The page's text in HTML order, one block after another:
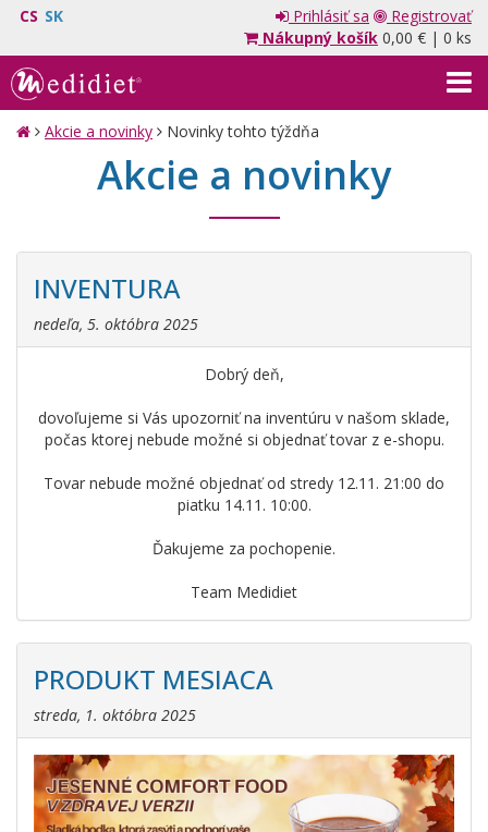
CS SK Prihlásiť sa
Registrovať
Nákupný košík 0,00 €| 0 ks
Akcie a novinky Novinky tohto týždňa
Akcie a novinky
INVENTURA
nedeľa, 5. októbra 2025
Dobrý deň,
dovoľujeme si Vás upozorniť na inventúru v našom sklade,
počas ktorej nebude možné si objednať tovar z e-shopu.
Tovar nebude možné objednať od stredy 12.11. 21:00 do
piatku 14.11. 10:00.
Ďakujeme za pochopenie.
Team Medidiet
PRODUKT MESIACA
streda, 1. októbra 2025